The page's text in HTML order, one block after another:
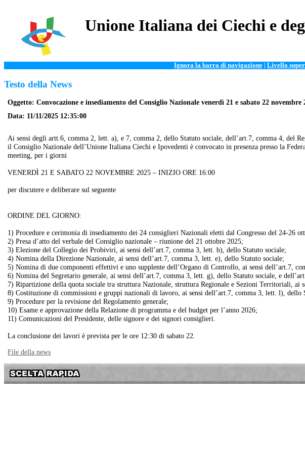
Unione Italiana dei Ciechi e
Ignora la barra di navigazione| Livello
Testo della News
Oggetto: Convocazione e insediamento del Consiglio Nazionale venerdì 21 e sabato 22 novembre
Data: 11/11/2025 12:35:00
Ai sensi degli artt.6, comma 2, lett. a), e 7, comma 2, dello Statuto sociale, dell’art.7, comma 4, del
il Consiglio Nazionale dell’Unione Italiana Ciechi e Ipovedenti è convocato in presenza presso la
meeting, per i giorni
VENERDÌ 21 E SABATO 22 NOVEMBRE 2025 – INIZIO ORE 16:00
per discutere e deliberare sul seguente
ORDINE DEL GIORNO:
1) Procedure e cerimonia di insediamento dei 24 consiglieri Nazionali eletti dal Congresso del 24-26
2) Presa d’atto del verbale del Consiglio nazionale – riunione del 21 ottobre 2025;
3) Elezione del Collegio dei Probiviri, ai sensi dell’art.7, comma 3, lett. b), dello Statuto sociale;
4) Nomina della Direzione Nazionale, ai sensi dell’art.7, comma 3, lett. e), dello Statuto sociale;
5) Nomina di due componenti effettivi e uno supplente dell’Organo di Controllo, ai sensi dell’art.7,
6) Nomina del Segretario generale, ai sensi dell’art.7, comma 3, lett. g), dello Statuto sociale, e
7) Ripartizione della quota sociale tra struttura Nazionale, struttura Regionale e Sezioni Territoriali, ai
8) Costituzione di commissioni e gruppi nazionali di lavoro, ai sensi dell’art.7, comma 3, lett. l), dello
9) Procedure per la revisione del Regolamento generale;
10) Esame e approvazione della Relazione di programma e del budget per l’anno 2026;
11) Comunicazioni del Presidente, delle signore e dei signori consiglieri.
La conclusione dei lavori è prevista per le ore 12:30 di sabato 22.
File della news